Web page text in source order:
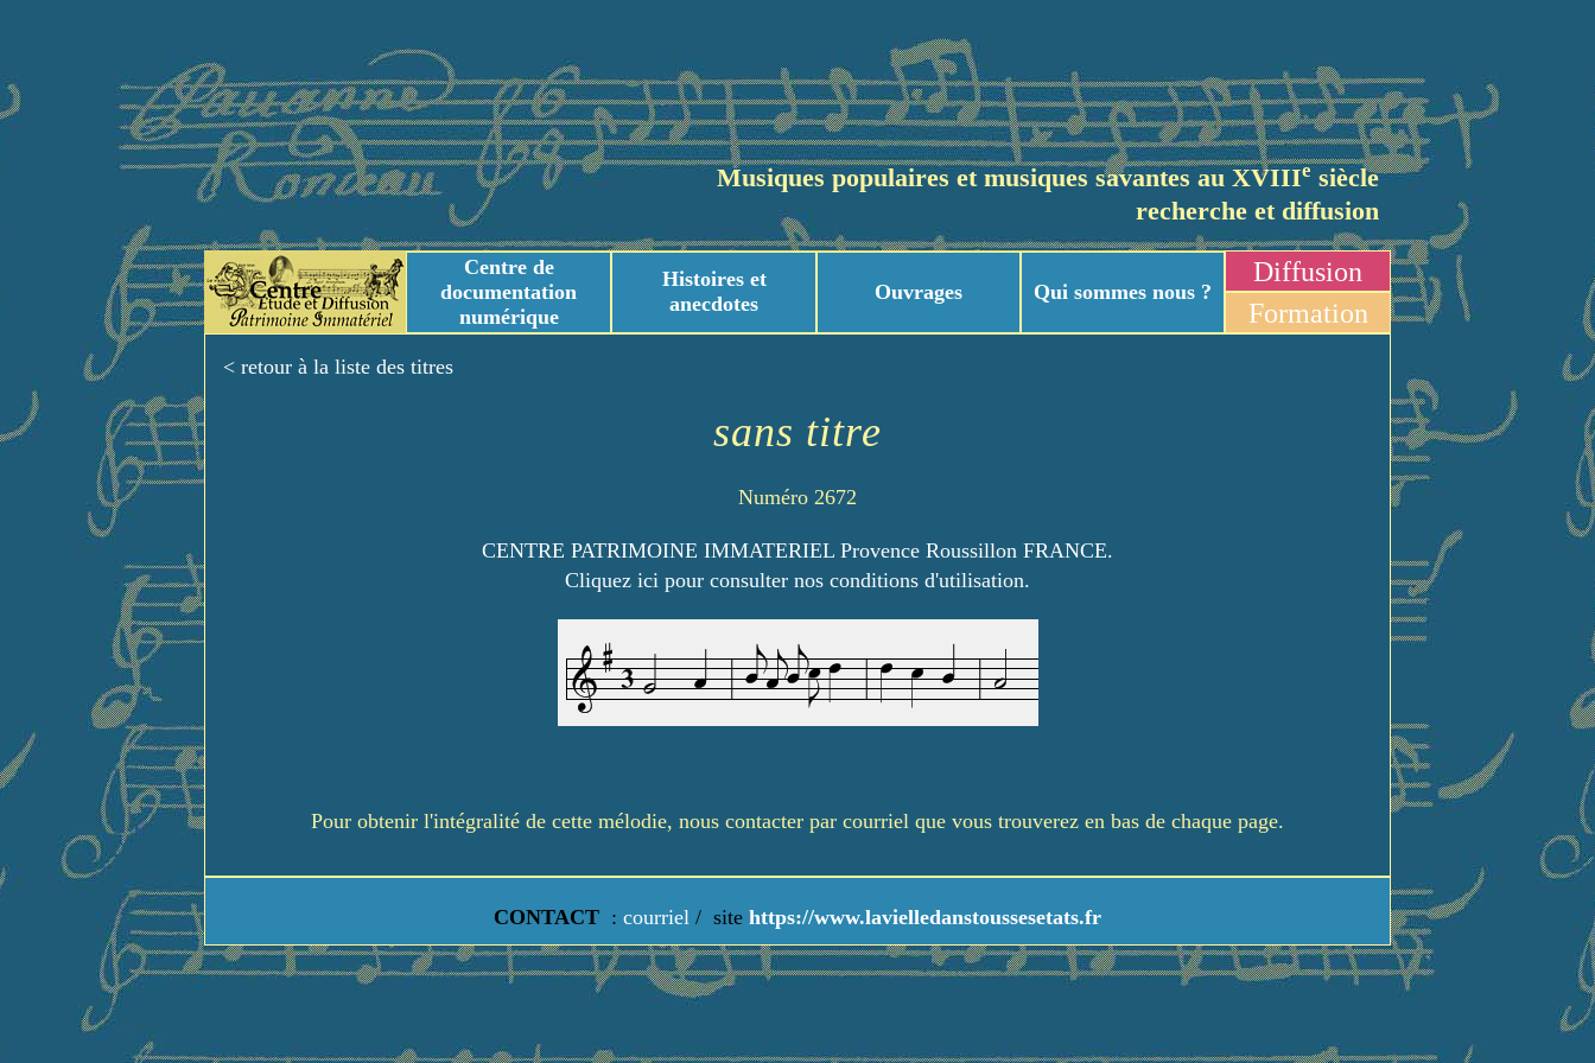
Musiques populaires et musiques savantes au XVIIIesiècle
recherche et diffusion
Centre de
documentation
numérique
Histoires et
anecdotes
Ouvrages Qui sommes nous ?
Diffusion
Formation
< retour à la liste des titres
sans titre
Numéro 2672
CENTRE PATRIMOINE IMMATERIEL Provence Roussillon FRANCE.
Cliquez ici pour consulter nos conditions d'utilisation.
Pour obtenir l'intégralité de cette mélodie, nous contacter par courriel que vous trouverez en bas de chaque page.
CONTACT : courriel / site https://www.lavielledanstoussesetats.fr